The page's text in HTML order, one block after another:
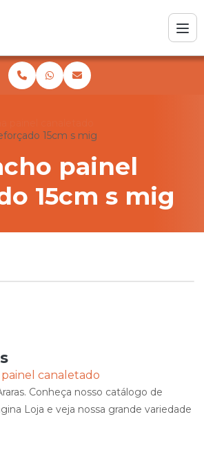
15cm s mig
painel
15cm s mig
painel canaletado
Conheça nosso catálogo de
Loja e veja nossa grande variedade